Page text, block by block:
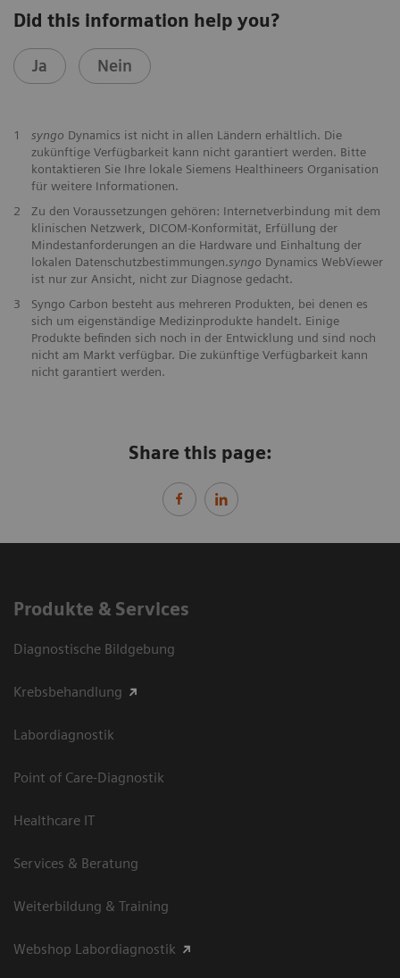
Did this information help you?
Ja Nein
1 syngo Dynamics ist nicht in allen Ländern erhältlich. Die
zukünftige Verfügbarkeit kann nicht garantiert werden. Bitte
kontaktieren Sie Ihre lokale Siemens Healthineers Organisation
für weitere Informationen.
2
Zu den Voraussetzungen gehören: Internetverbindung mit dem
klinischen Netzwerk, DICOM-Konformität, Erfüllung der
Mindestanforderungen an die Hardware und Einhaltung der
lokalen Datenschutzbestimmungen.syngo Dynamics WebViewer
ist nur zur Ansicht, nicht zur Diagnose gedacht.
3
Syngo Carbon besteht aus mehreren Produkten, bei denen es
sich um eigenständige Medizinprodukte handelt. Einige
Produkte befinden sich noch in der Entwicklung und sind noch
nicht am Markt verfügbar. Die zukünftige Verfügbarkeit kann
nicht garantiert werden.
Share this page:
Produkte & Services
Diagnostische Bildgebung
Krebsbehandlung
Labordiagnostik
Point of Care-Diagnostik
Healthcare IT
Services & Beratung
Weiterbildung & Training
Webshop Labordiagnostik